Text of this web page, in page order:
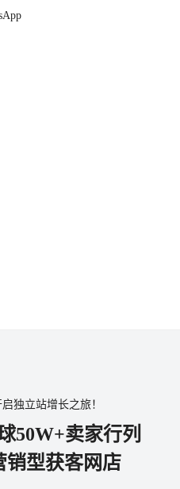
独立站增长之旅！
50W+卖家行列
销型获客网店